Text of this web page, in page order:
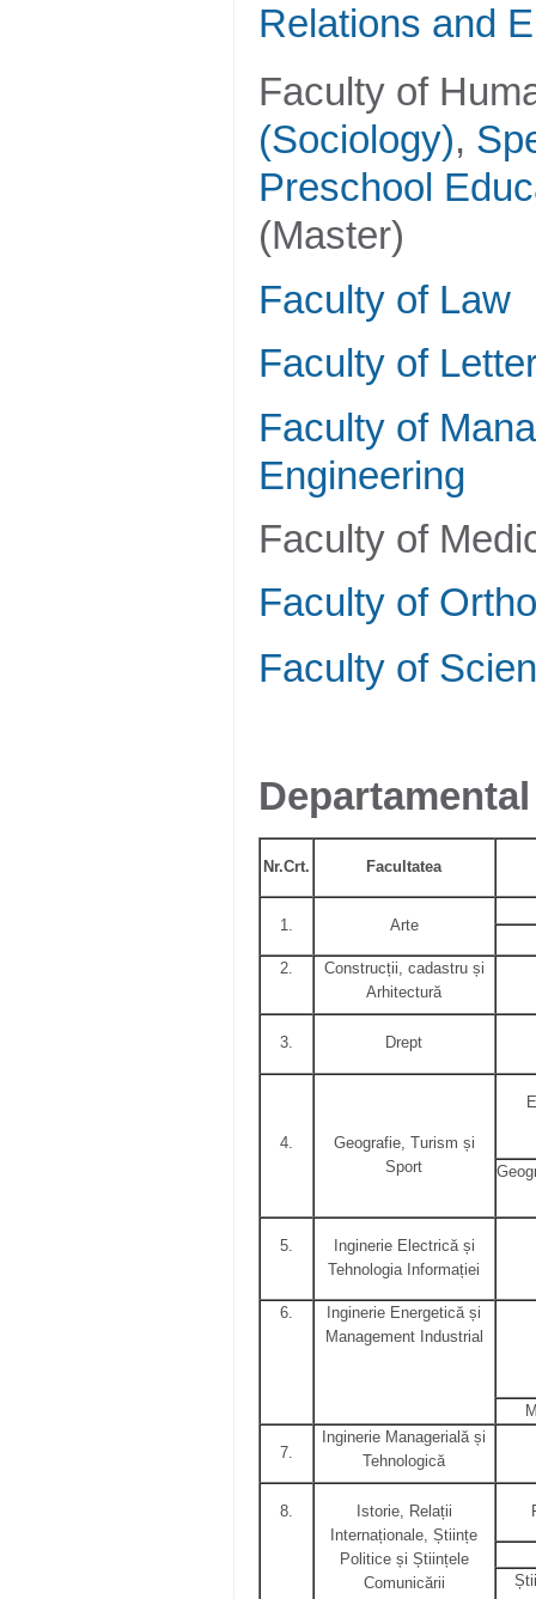
Relations and
Faculty of
(Sociology),
Preschool
(Master)
Faculty of Law
Faculty of
Faculty of
Engineering
Faculty of
Faculty of
Faculty of
Nr.Crt. Facultatea
1. Arte
2.
Construcții, cadastru și
Arhitectură
3. Drept
4.
Geografie, Turism și
Sport
5.
Inginerie Electrică și
Tehnologia Informației
6.
Inginerie Energetică și
Management Industrial
7.
Inginerie Managerială și
Tehnologică
8.
Istorie, Relații
Internaționale, Științe
Politice și Științele
Comunicării